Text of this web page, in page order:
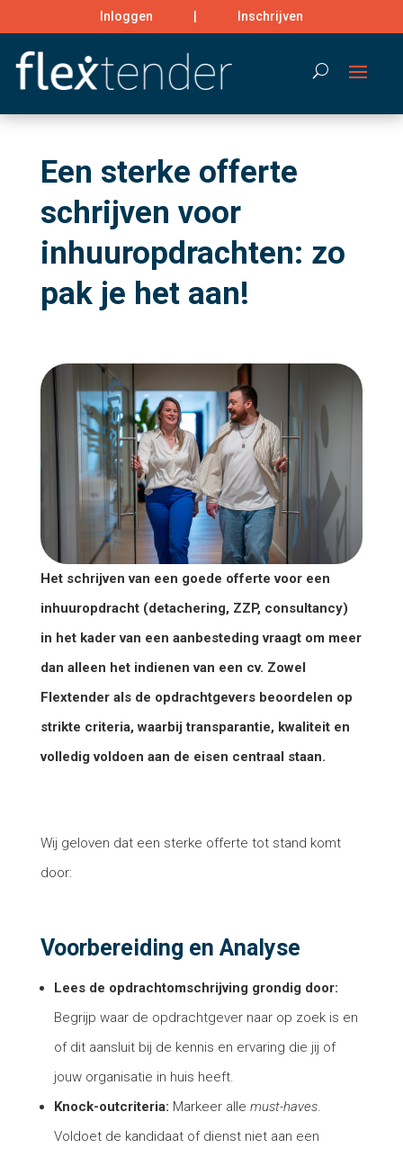
Inloggen Inschrijven
Search
Een sterke offerte
schrijven voor
inhuuropdrachten: zo
pak je het aan!
Het schrijven van een goede offerte voor een
inhuuropdracht (detachering, ZZP, consultancy)
in het kader van een aanbesteding vraagt om meer
dan alleen het indienen van een cv. Zowel
Flextender als de opdrachtgevers beoordelen op
strikte criteria, waarbij transparantie, kwaliteit en
volledig voldoen aan de eisen centraal staan.
Wij geloven dat een sterke offerte tot stand komt
door:
Voorbereiding en Analyse
Lees de opdrachtomschrijving grondig door:
Begrijp waar de opdrachtgever naar op zoek is en
of dit aansluit bij de kennis en ervaring die jij of
jouw organisatie in huis heeft.
Knock-outcriteria: Markeer alle must-haves.
Voldoet de kandidaat of dienst niet aan een